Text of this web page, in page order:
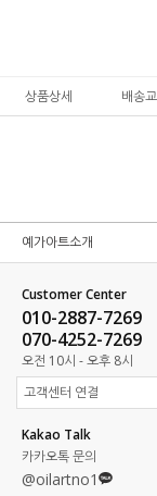
상품상세 배송
예가아트소개
Customer Center
010-2887-7269
070-4252-7269
오전 10시 - 오후 8시
고객센터 연결
Kakao Talk
카카오톡 문의
@oilartno1